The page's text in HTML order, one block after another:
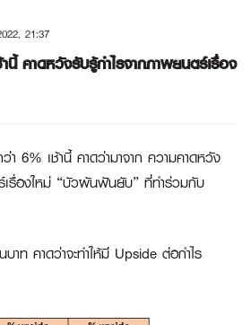
21:37
นี้ คาดหวังรับรู้กำไรจากภาพยนตร์เรื่อง
6% เช้านี้ คาดว่ามาจาก ความคาดหวัง
เรื่องใหม่ “บัวผันฟันยับ” ที่ทำร่วมกับ
บาท คาดว่าจะทำให้มี Upside ต่อกำไร